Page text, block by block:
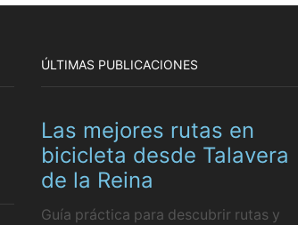
ÚLTIMAS PUBLICACIONES
Las mejores rutas en
bicicleta desde Talavera
de la Reina
Guía práctica para descubrir rutas y